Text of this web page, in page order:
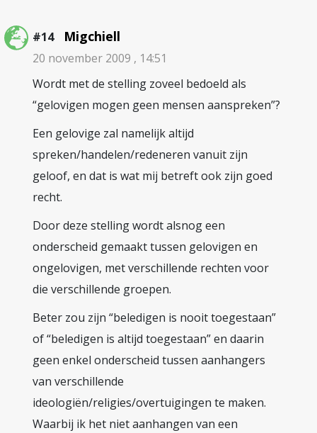
#14 Migchiell
20 november 2009 , 14:51
Wordt met de stelling zoveel bedoeld als
“gelovigen mogen geen mensen aanspreken”?
Een gelovige zal namelijk altijd
spreken/handelen/redeneren vanuit zijn
geloof, en dat is wat mij betreft ook zijn goed
recht.
Door deze stelling wordt alsnog een
onderscheid gemaakt tussen gelovigen en
ongelovigen, met verschillende rechten voor
die verschillende groepen.
Beter zou zijn “beledigen is nooit toegestaan”
of “beledigen is altijd toegestaan” en daarin
geen enkel onderscheid tussen aanhangers
van verschillende
ideologiën/religies/overtuigingen te maken.
Waarbij ik het niet aanhangen van een